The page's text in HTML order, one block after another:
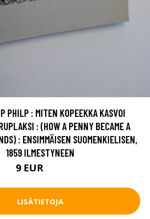
PHILP : MITEN KOPEEKKA KASVOI
: (HOW A PENNY BECAME A
: ENSIMMÄISEN SUOMENKIELISEN,
1859 ILMESTYNEEN
9 EUR
LISÄTIETOJA